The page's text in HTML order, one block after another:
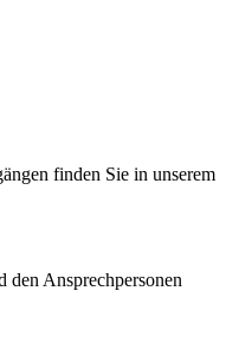
finden Sie in unserem
Ansprechpersonen